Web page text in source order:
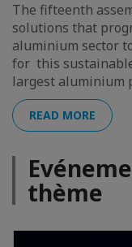
The fifteenth
solutions that
aluminium sector
for this
largest aluminium
READ MORE
thème